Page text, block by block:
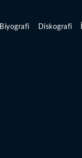
Biyografi Diskografi